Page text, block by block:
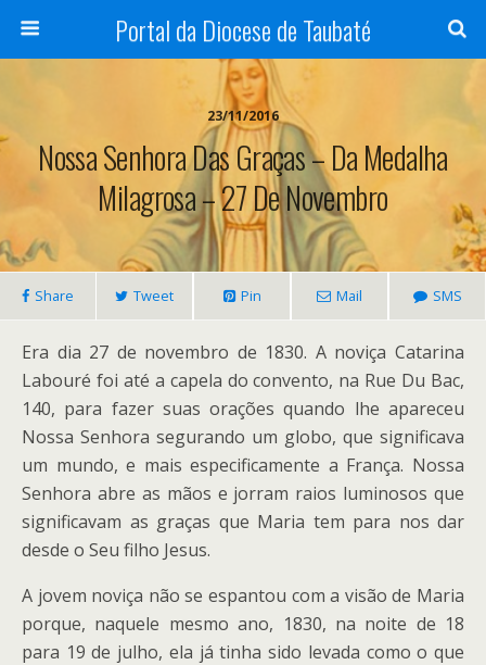
Portal da Diocese de Taubaté
23/11/2016
Nossa Senhora Das Graças – Da Medalha
Milagrosa – 27 De Novembro
Share Tweet Pin Mail SMS
Era dia 27 de novembro de 1830. A noviça Catarina
Labouré foi até a capela do convento, na Rue Du Bac,
140, para fazer suas orações quando lhe apareceu
Nossa Senhora segurando um globo, que significava
um mundo, e mais especificamente a França. Nossa
Senhora abre as mãos e jorram raios luminosos que
significavam as graças que Maria tem para nos dar
desde o Seu filho Jesus.
A jovem noviça não se espantou com a visão de Maria
porque, naquele mesmo ano, 1830, na noite de 18
para 19 de julho, ela já tinha sido levada como o que